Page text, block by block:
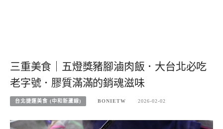
三重美食｜五燈獎豬腳滷肉飯．大台北必吃
老字號．膠質滿滿的銷魂滋味
台北捷運美食 (中和新蘆線) BONIETW 2026-02-02